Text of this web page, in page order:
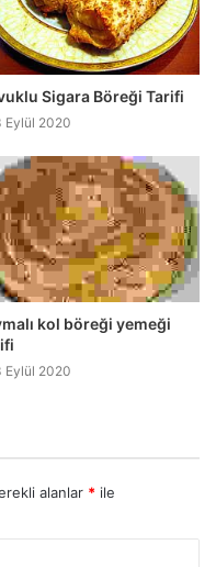
Sigara Böreği Tarifi
Eylül 2020
kol böreği yemeği
Eylül 2020
alanlar * ile